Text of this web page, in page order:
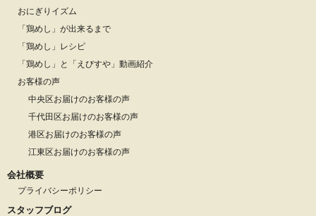
おにぎりイズム
「鶏めし」が出来るまで
「鶏めし」レシピ
「鶏めし」と「えびすや」動画紹介
お客様の声
中央区お届けのお客様の声
千代田区お届けのお客様の声
港区お届けのお客様の声
江東区お届けのお客様の声
会社概要
プライバシーポリシー
スタッフブログ